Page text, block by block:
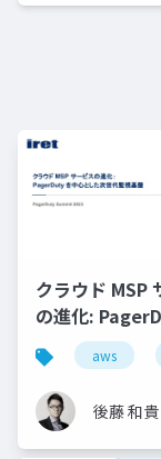
クラウド MSP
の進化:
中心とした次
基盤
aws
後藤 和貴